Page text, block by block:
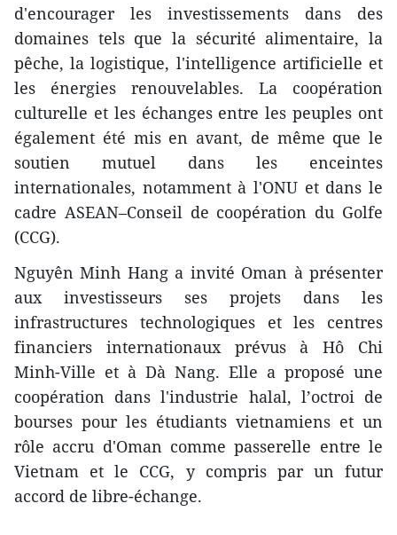
d'encourager les investissements dans des
domaines tels que la sécurité alimentaire, la
pêche, la logistique, l'intelligence artificielle et
les énergies renouvelables. La coopération
culturelle et les échanges entre les peuples ont
également été mis en avant, de même que le
soutien mutuel dans les enceintes
internationales, notamment à l'ONU et dans le
cadre ASEAN–Conseil de coopération du Golfe
(CCG).
Nguyên Minh Hang a invité Oman à présenter
aux investisseurs ses projets dans les
infrastructures technologiques et les centres
financiers internationaux prévus à Hô Chi
Minh-Ville et à Dà Nang. Elle a proposé une
coopération dans l'industrie halal, l’octroi de
bourses pour les étudiants vietnamiens et un
rôle accru d'Oman comme passerelle entre le
Vietnam et le CCG, y compris par un futur
accord de libre-échange.